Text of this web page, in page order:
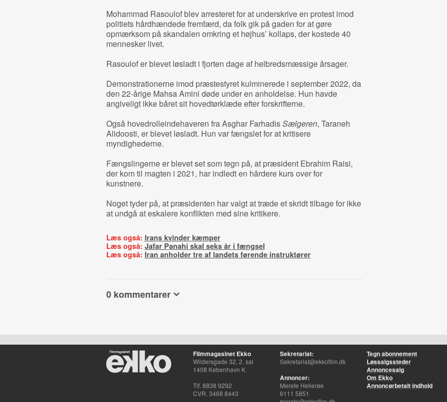
Mohammad Rasoulof blev arresteret for at underskrive en protest imod
politiets hårdhændede fremfærd, da folk gik på gaden for at gøre
opmærksom på skandalen omkring et højhus’ kollaps, der kostede 40
mennesker livet.
Rasoulof er blevet løsladt i fjorten dage af helbredsmæssige årsager.
Demonstrationerne imod præstestyret kulminerede i september 2022, da
den 22-årige Mahsa Amini døde under en anholdelse. Hun havde
angiveligt ikke båret sit hovedtørklæde efter forskrifterne.
Også hovedrolleindehaveren fra Asghar FarhadisSælgeren, Taraneh
Alidoosti, er blevet løsladt. Hun var fængslet for at kritisere
myndighederne.
Fængslingerne er blevet set som tegn på, at præsident Ebrahim Raisi,
der kom til magten i 2021, har indledt en hårdere kurs over for
kunstnere.
Noget tyder på, at præsidenten har valgt at træde et skridt tilbage for ikke
at undgå at eskalere konflikten med sine kritikere.
Læs også: Irans kvinder kæmper
Læs også: Jafar Panahi skal seks år i fængsel
Læs også: Iran anholder tre af landets førende instruktører
0 kommentarer
Filmmagasinet Ekko
Wildersgade 32, 2. sal
1408 København K
Tlf. 8838 9292
CVR. 3468 8443
Sekretariat:
Sekretariat@ekkofilm.dk
Annoncer:
Merete Hellerøe
6111 5851
Tegn abonnement
Løssalgssteder
Annoncesalg
Om Ekko
Annoncørbetalt indhold